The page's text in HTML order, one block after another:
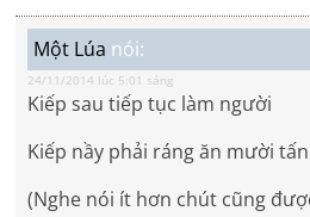
Một Lúa nói:
24/11/2014 lúc 5:01 sáng
Kiếp sau tiếp tục làm người
Kiếp nầy phải ráng ăn mười
(Nghe nói ít hơn chút cũng